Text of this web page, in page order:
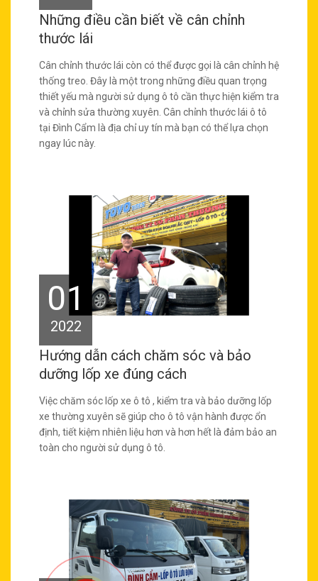
Những điều cần biết về cân chỉnh
thước lái
Cân chỉnh thước lái còn có thể được gọi là cân chỉnh hệ
thống treo. Đây là một trong những điều quan trọng
thiết yếu mà người sử dụng ô tô cần thực hiện kiểm tra
và chỉnh sửa thường xuyên. Cân chỉnh thước lái ô tô
tại Đình Cẩm là địa chỉ uy tín mà bạn có thể lựa chọn
ngay lúc này.
01
2022
Hướng dẫn cách chăm sóc và bảo
dưỡng lốp xe đúng cách
Việc chăm sóc lốp xe ô tô , kiểm tra và bảo dưỡng lốp
xe thường xuyên sẽ giúp cho ô tô vận hành được ổn
định, tiết kiệm nhiên liệu hơn và hơn hết là đảm bảo an
toàn cho người sử dụng ô tô.